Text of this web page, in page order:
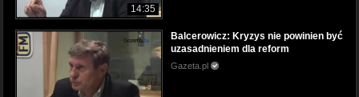
14:35
Balcerowicz: Kryzys nie powinien być
uzasadnieniem dla reform
Gazeta.pl